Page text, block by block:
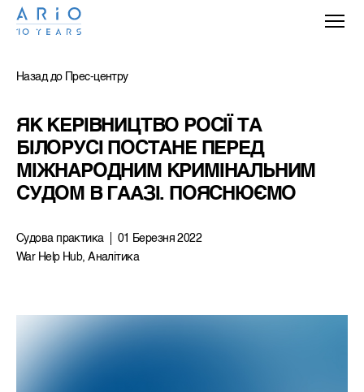
Назад до Прес-центру
ЯК КЕРІВНИЦТВО РОСІЇ ТА
БІЛОРУСІ ПОСТАНЕ ПЕРЕД
МІЖНАРОДНИМ КРИМІНАЛЬНИМ
СУДОМ В ГААЗІ. ПОЯСНЮЄМО
War Help Hub, Аналітика
Судова практика 01 Березня 2022